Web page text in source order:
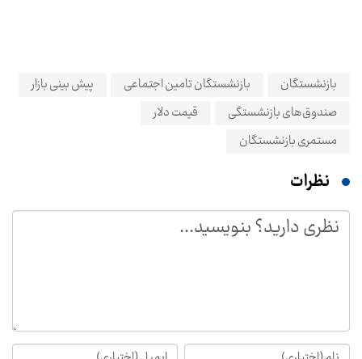
بازنشستگان بازنشستگان تامین اجتماعی
پیش بینی بازار
صندوق‌های بازنشستگی
قیمت دلار
مستمری بازنشستگان
نظرات